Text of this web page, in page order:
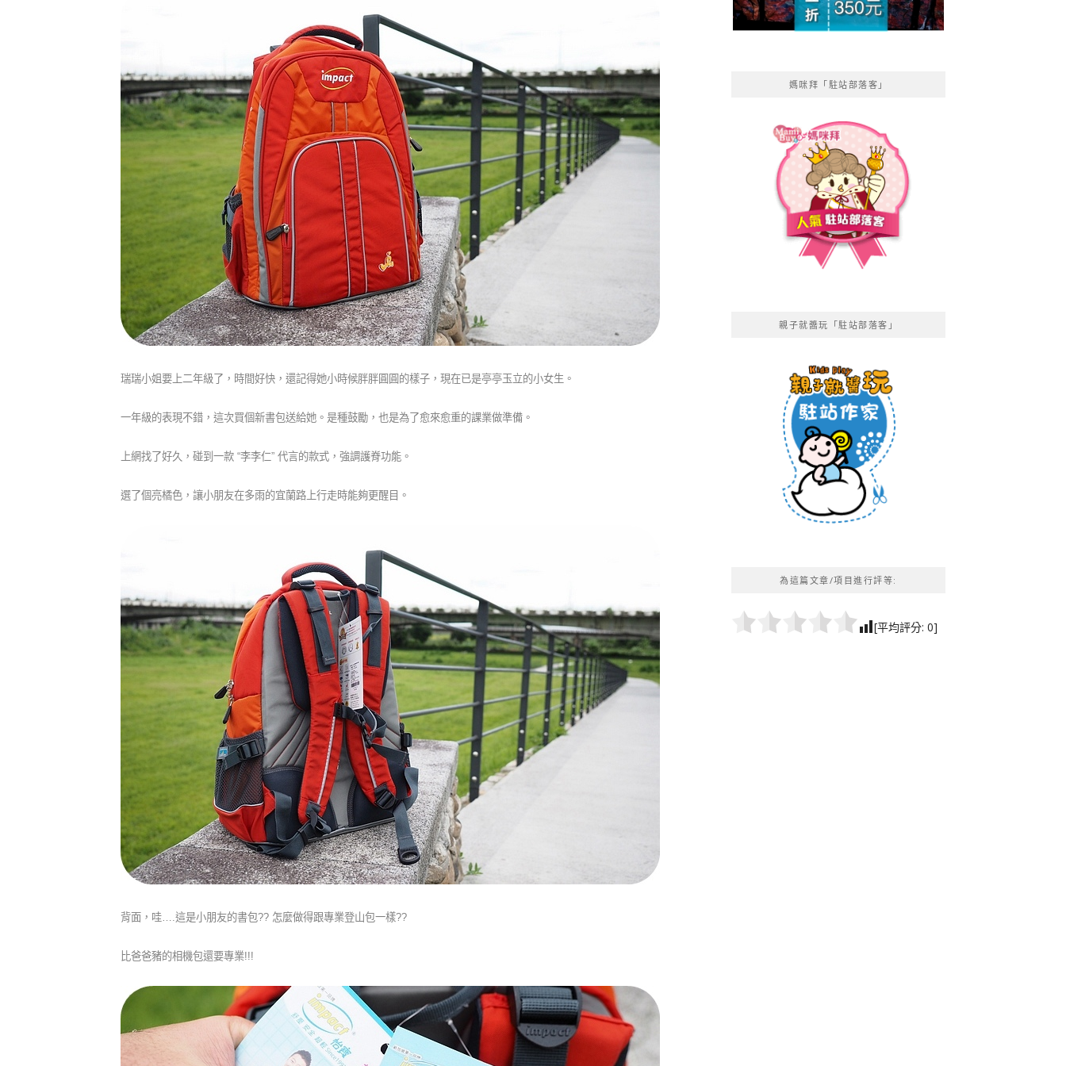
瑞瑞小姐要上二年級了，時間好快，還記得她小時候胖胖圓圓的樣子，現在已是亭亭玉立的小女生。
一年級的表現不錯，這次買個新書包送給她。是種鼓勵，也是為了愈來愈重的課業做準備。
上網找了好久，碰到一款 “李李仁” 代言的款式，強調護脊功能。
選了個亮橘色，讓小朋友在多雨的宜蘭路上行走時能夠更醒目。
背面，哇….這是小朋友的書包?? 怎麼做得跟專業登山包一樣??
比爸爸豬的相機包還要專業!!!
媽咪拜「駐站部落客」
親子就醬玩「駐站部落客」
為這篇文章/項目進行評等:
[平均評分: 0]